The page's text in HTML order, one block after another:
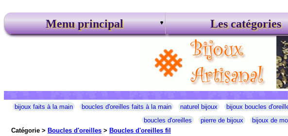
Menu principal Les catégories
bijoux faits à la main boucles d'oreilles faits à la main naturel bijoux bijoux boucles
boucles d'oreilles
pierre de bijoux bijoux de
Catégorie > Boucles d'oreilles > Boucles d'oreilles fil